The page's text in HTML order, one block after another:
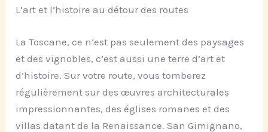
L’art et l’histoire au détour des routes
La Toscane, ce n’est pas seulement des paysages
et des vignobles, c’est aussi une terre d’art et
d’histoire. Sur votre route, vous tomberez
régulièrement sur des œuvres architecturales
impressionnantes, des églises romanes et des
villas datant de la Renaissance. San Gimignano,